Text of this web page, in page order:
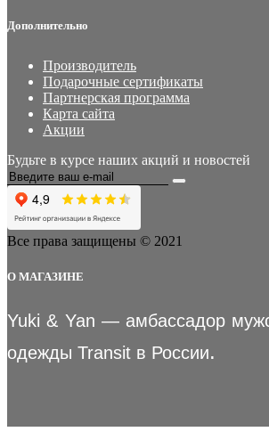
Дополнительно
Производитель
Подарочные сертификаты
Партнерская программа
Карта сайта
Акции
Будьте в курсе наших акций и новостей
Все права защищены © 2021
О МАГАЗИНЕ
Yuki & Yan — амбассадор
одежды Transit в России.